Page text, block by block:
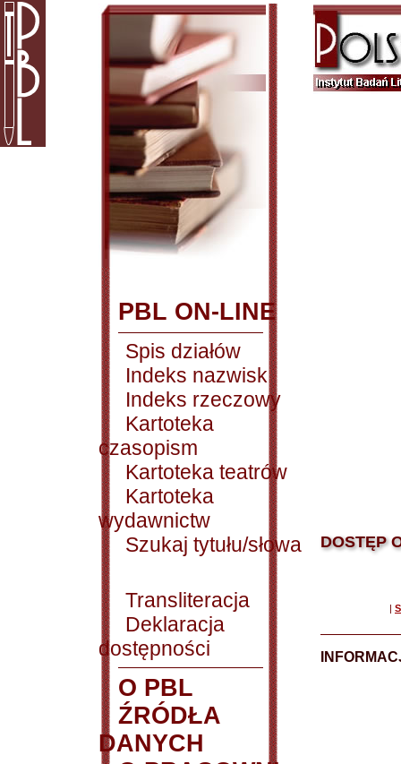
PBL ON-LINE
Spis działów
Indeks nazwisk
Indeks rzeczowy
Kartoteka
czasopism
Kartoteka teatrów
Kartoteka
wydawnictw
Szukaj tytułu/słowa
Transliteracja
Deklaracja
dostępności
O PBL
ŹRÓDŁA
DANYCH
DOSTĘP
|